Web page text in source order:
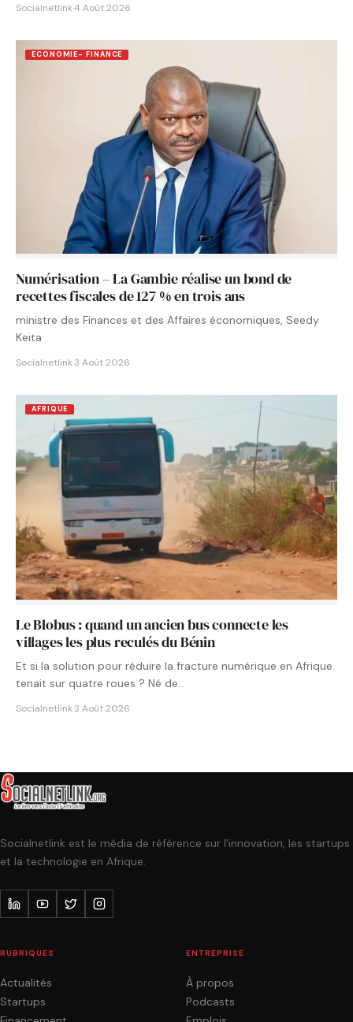
Socialnetlink·4 Août 2026
ECONOMIE- FINANCE
Numérisation – La Gambie réalise un bond de
recettes fiscales de 127 % en trois ans
ministre des Finances et des Affaires économiques, Seedy
Keita
Socialnetlink·3 Août 2026
AFRIQUE
Le Blobus : quand un ancien bus connecte les
villages les plus reculés du Bénin
Et si la solution pour réduire la fracture numérique en Afrique
tenait sur quatre roues ? Né de…
Socialnetlink·3 Août 2026
Socialnetlink est le média de référence sur l'innovation, les startups
et la technologie en Afrique.
RUBRIQUES
Actualités
Startups
ENTREPRISE
À propos
Podcasts